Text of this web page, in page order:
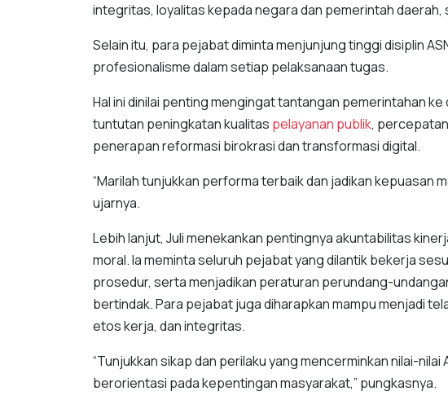
integritas, loyalitas kepada negara dan pemerintah
Selain itu, para pejabat diminta menjunjung tinggi disiplin
profesionalisme dalam setiap pelaksanaan tugas.
Hal ini dinilai penting mengingat tantangan pemerintahan
tuntutan peningkatan kualitas pelayanan publik,
penerapan reformasi birokrasi dan transformasi digital.
“Marilah tunjukkan performa terbaik dan jadikan kepuasan
ujarnya.
Lebih lanjut, Juli menekankan pentingnya akuntabilitas
moral. Ia meminta seluruh pejabat yang dilantik bekerja
prosedur, serta menjadikan peraturan perundang-
bertindak. Para pejabat juga diharapkan mampu menjadi
etos kerja, dan integritas.
“Tunjukkan sikap dan perilaku yang mencerminkan nilai-nilai
berorientasi pada kepentingan masyarakat,” pungkasnya.